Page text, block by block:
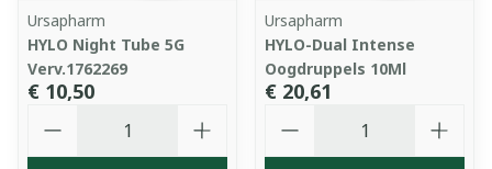
Ursapharm
HYLO Night Tube 5G
Verv.1762269
€ 10,50
Ursapharm
HYLO-Dual Intense
Oogdruppels 10Ml
€ 20,61